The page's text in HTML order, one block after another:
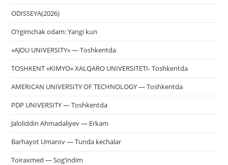
ODISSEYA(2026)
O‘rgimchak odam: Yangi kun
«AJOU UNIVERSITY» — Toshkentda
TOSHKENT «KIMYO» XALQARO UNIVERSITETI- Toshkentda
AMERICAN UNIVERSITY OF TECHNOLOGY — Toshkentda
PDP UNIVERSITY — Toshkentda
Jaloliddin Ahmadaliyev — Erkam
Barhayot Umarov — Tunda kechalar
Toiraxmed — Sog’indim